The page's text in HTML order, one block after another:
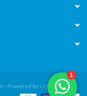
- Powered by Lightspeed